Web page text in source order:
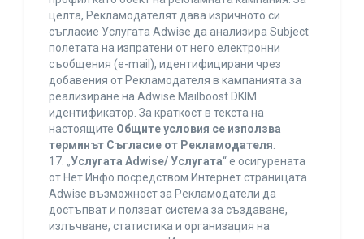
целта, Рекламодателят дава изричното си
съгласие Услугата Adwise да анализира Subject
полетата на изпратени от него електронни
съобщения (e-mail), идентифицирани чрез
добавения от Рекламодателя в кампанията за
реализиране на Adwise Mailboost DKIM
идентификатор. За краткост в текста на
настоящите Общите условия се използва
терминът Съгласие от Рекламодателя.
17. „Услугата Adwise/ Услугата“ е осигурената
от Нет Инфо посредством Интернет страницата
Adwise възможност за Рекламодатели да
достъпват и ползват система за създаване,
излъчване, статистика и организация на